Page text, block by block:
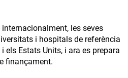
les seves
i hospitals de referència
els Estats Units, i ara es prepara
finançament.